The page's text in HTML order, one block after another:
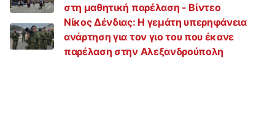
στη μαθητική παρέλαση - Βίντεο
Νίκος Δένδιας: Η γεμάτη υπερηφάνεια
ανάρτηση για τον γιο του που έκανε
παρέλαση στην Αλεξανδρούπολη